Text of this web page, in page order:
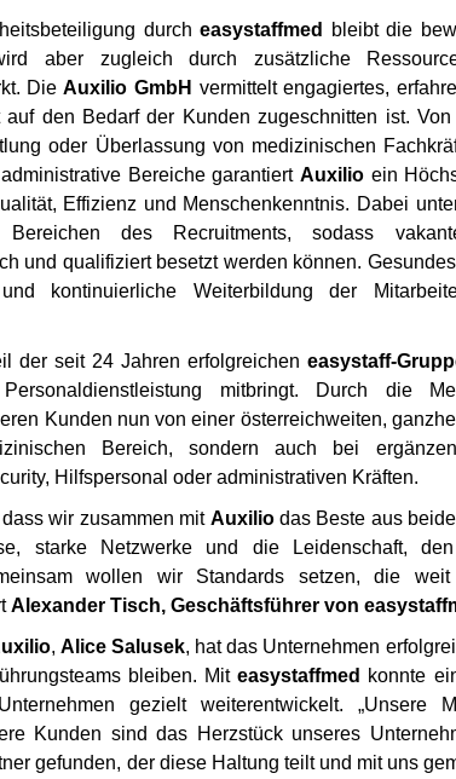
durcheasystaffmed
bleibt die
aber zugleich durch zusätzliche
Die Auxilio GmbH vermittelt engagiertes,
auf den Bedarf der Kunden zugeschnitten ist.
oder Überlassung von medizinischen
Bereiche garantiertAuxilio ein
Effizienz und Menschenkenntnis. Dabei
des Recruitments, sodass
und qualifiziert besetzt werden können.
und kontinuierliche Weiterbildung der
der seit 24 Jahren erfolgreichen easystaff-
mitbringt. Durch die
Kunden nun von einer österreichweiten,
Bereich, sondern auch bei
Hilfspersonal oder administrativen Kräften.
wir zusammen mit Auxiliodas Beste aus
starke Netzwerke und die Leidenschaft, den
wollen wir Standards setzen, die
Alexander Tisch, Geschäftsführer von
,Alice Salusek, hat das Unternehmen
bleiben. Miteasystaffmed
konnte
gezielt weiterentwickelt. „Unsere
Kunden sind das Herzstück unseres
gefunden, der diese Haltung teilt und mit uns